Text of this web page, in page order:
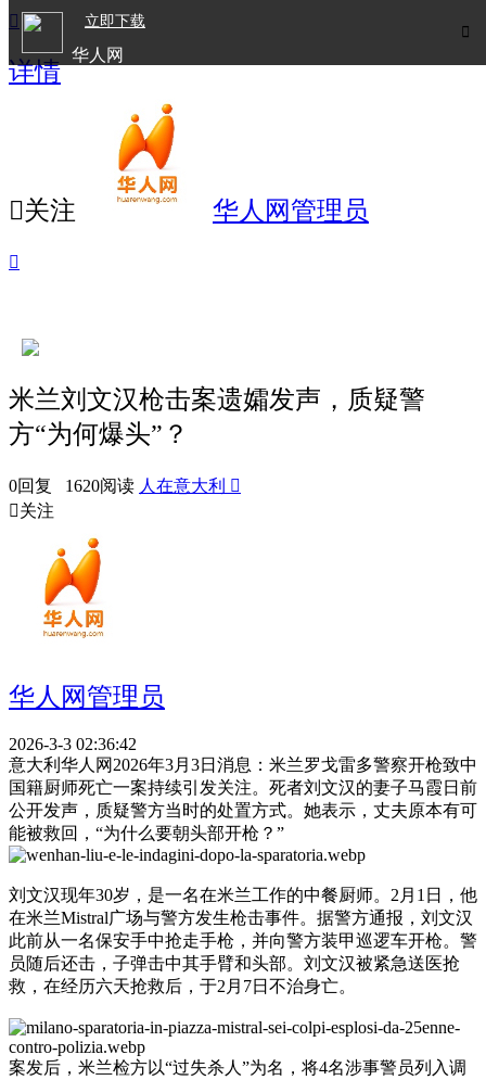

立即下载
华人网

详情
关注 华人网管理员

米兰刘文汉枪击案遗孀发声，质疑警
方“为何爆头”？
0回复 1620阅读 人在意大利 
关注
华人网管理员
2026-3-3 02:36:42
意大利华人网2026年3月3日消息：米兰罗戈雷多警察开枪致中
国籍厨师死亡一案持续引发关注。死者刘文汉的妻子马霞日前
公开发声，质疑警方当时的处置方式。她表示，丈夫原本有可
能被救回，“为什么要朝头部开枪？”
刘文汉现年30岁，是一名在米兰工作的中餐厨师。2月1日，他
在米兰Mistral广场与警方发生枪击事件。据警方通报，刘文汉
此前从一名保安手中抢走手枪，并向警方装甲巡逻车开枪。警
员随后还击，子弹击中其手臂和头部。刘文汉被紧急送医抢
救，在经历六天抢救后，于2月7日不治身亡。
案发后，米兰检方以“过失杀人”为名，将4名涉事警员列入调